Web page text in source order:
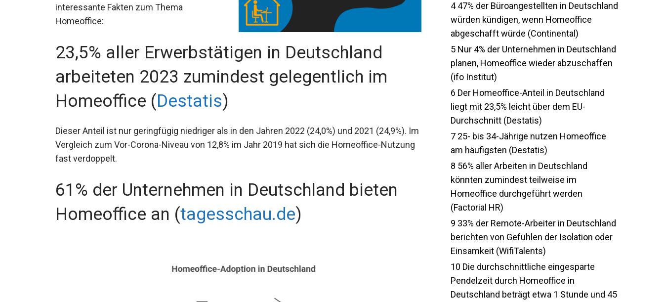
interessante Fakten zum Thema
Homeoffice:
23,5% aller Erwerbstätigen in Deutschland
arbeiteten 2023 zumindest gelegentlich im
Homeoffice (Destatis)
Dieser Anteil ist nur geringfügig niedriger als in den Jahren 2022 (24,0%) und 2021 (24,9%). Im
Vergleich zum Vor-Corona-Niveau von 12,8% im Jahr 2019 hat sich die Homeoffice-Nutzung
fast verdoppelt.
61% der Unternehmen in Deutschland bieten
Homeoffice an (tagesschau.de)
447% der Büroangestellten in Deutschland
würden kündigen, wenn Homeoffice
abgeschafft würde (Continental)
5 Nur 4% der Unternehmen in Deutschland
planen, Homeoffice wieder abzuschaffen
(ifo Institut)
6 Der Homeoffice-Anteil in Deutschland
liegt mit 23,5% leicht über dem EU-
Durchschnitt (Destatis)
7 25- bis 34-Jährige nutzen Homeoffice
am häufigsten (Destatis)
8 56% aller Arbeiten in Deutschland
könnten zumindest teilweise im
Homeoffice durchgeführt werden
(Factorial HR)
9 33% der Remote-Arbeiter in Deutschland
berichten von Gefühlen der Isolation oder
Einsamkeit (WifiTalents)
10 Die durchschnittliche eingesparte
Pendelzeit durch Homeoffice in
Deutschland beträgt etwa 1 Stunde und 45